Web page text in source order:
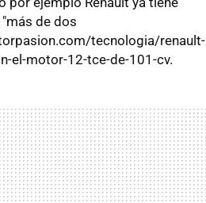
de dos
tecnologia/renault-
el-motor-12-tce-de-101-cv.